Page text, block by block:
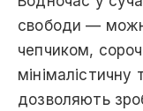
свободи —
чепчиком,
мінімалістичну
дозволяють